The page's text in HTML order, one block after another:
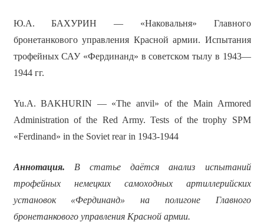
Ю.А. БАХУРИН — «Наковальня» Главного
бронетанкового управления Красной армии. Испытания
трофейных САУ «Фердинанд» в советском тылу в 1943—
1944 гг.
Yu.A. BAKHURIN — «The anvil» of the Main Armored
Administration of the Red Army. Tests of the trophy SPM
«Ferdinand» in the Soviet rear in 1943-1944
Аннотация. В статье даётся анализ испытаний
трофейных немецких самоходных артиллерийских
установок «Фердинанд» на полигоне Главного
бронетанкового управления Красной армии.